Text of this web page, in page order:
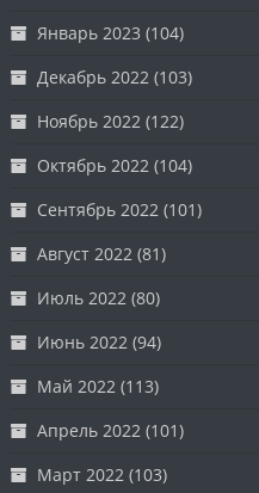
Январь 2023 (104)
Декабрь 2022 (103)
Ноябрь 2022 (122)
Октябрь 2022 (104)
Сентябрь 2022 (101)
Август 2022 (81)
Июль 2022 (80)
Июнь 2022 (94)
Май 2022 (113)
Апрель 2022 (101)
Март 2022 (103)